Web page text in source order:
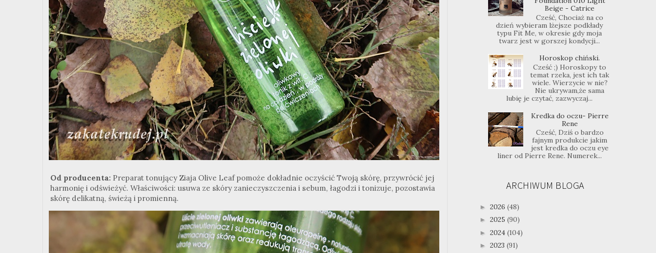
Od producenta: Preparat tonujący Ziaja Olive Leaf pomoże dokładnie oczyścić Twoją skórę, przywrócić jej
harmonię i odświeżyć. Właściwości: usuwa ze skóry zanieczyszczenia i sebum, łagodzi i tonizuje, pozostawia
skórę delikatną, świeżą i promienną.
Beige - Catrice
Cześć, Chociaż na co
dzień wybieram lżejsze podkłady
typu Fit Me, w okresie gdy moja
twarz jest w gorszej kondycji...
Horoskop chiński.
Cześć ;) Horoskopy to
temat rzeka, jest ich tak
wiele. Wierzycie w nie?
Nie ukrywam,że sama
lubię je czytać, zazwyczaj...
Kredka do oczu- Pierre
Rene
Cześć, Dziś o bardzo
fajnym produkcie jakim
jest kredka do oczu eye
liner od Pierre Rene. Numerek...
ARCHIWUM BLOGA
► 2026 (48)
► 2025 (90)
► 2024 (104)
► 2023 (91)